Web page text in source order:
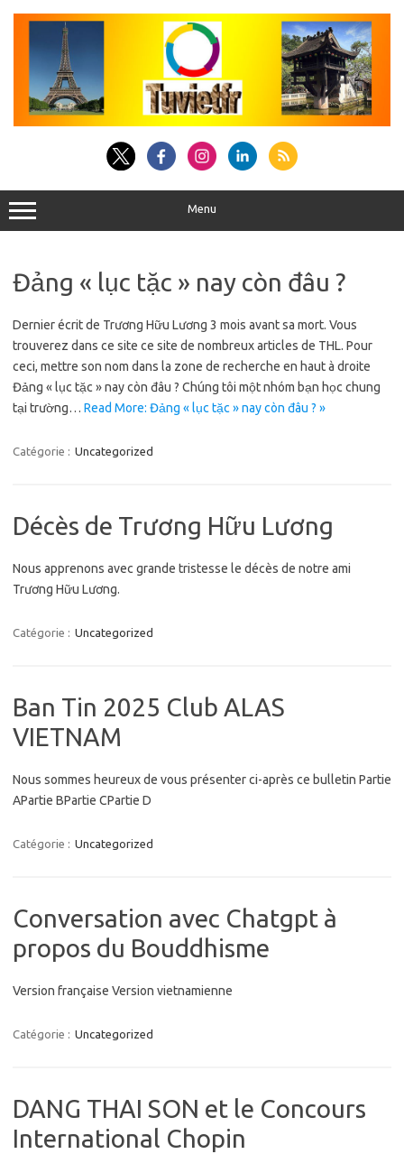
Menu
Đảng « lục tặc » nay còn đâu ?
Dernier écrit de Trương Hữu Lương 3 mois avant sa mort. Vous
trouverez dans ce site ce site de nombreux articles de THL. Pour
ceci, mettre son nom dans la zone de recherche en haut à droite
Đảng « lục tặc » nay còn đâu ? Chúng tôi một nhóm bạn học chung
tại trường… Read More: Đảng « lục tặc » nay còn đâu ? »
Catégorie : Uncategorized
Décès de Trương Hữu Lương
Nous apprenons avec grande tristesse le décès de notre ami
Trương Hữu Lương.
Catégorie : Uncategorized
Ban Tin 2025 Club ALAS
VIETNAM
Nous sommes heureux de vous présenter ci-après ce bulletin Partie
APartie BPartie CPartie D
Catégorie : Uncategorized
Conversation avec Chatgpt à
propos du Bouddhisme
Version française Version vietnamienne
Catégorie : Uncategorized
DANG THAI SON et le Concours
International Chopin